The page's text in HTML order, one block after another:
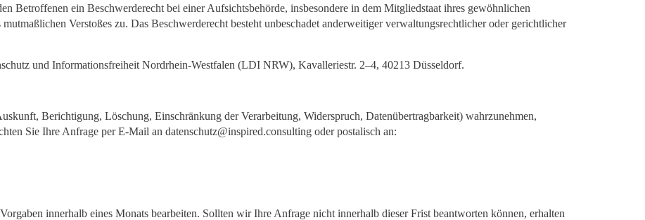
Betroffenen ein Beschwerderecht bei einer Aufsichtsbehörde, insbesondere in dem Mitgliedstaat ihres gewöhnlichen
Verstoßes zu. Das Beschwerderecht besteht unbeschadet anderweitiger verwaltungsrechtlicher oder gerichtlicher
und Informationsfreiheit Nordrhein-Westfalen (LDI NRW), Kavalleriestr. 2–4, 40213 Düsseldorf.
Berichtigung, Löschung, Einschränkung der Verarbeitung, Widerspruch, Datenübertragbarkeit) wahrzunehmen,
Sie Ihre Anfrage per E-Mail an datenschutz@inspired.consulting oder postalisch an:
innerhalb eines Monats bearbeiten. Sollten wir Ihre Anfrage nicht innerhalb dieser Frist beantworten können, erhalten